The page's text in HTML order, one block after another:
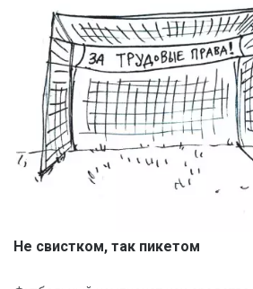
Не свистком, так пикетом